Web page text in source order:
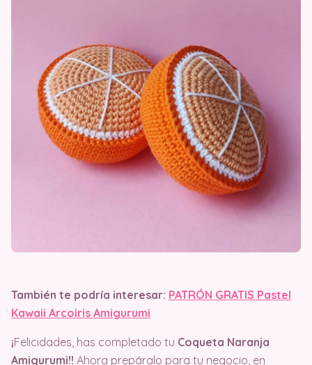
También te podría interesar: PATRÓN GRATIS Pastel
Kawaii Arcoiris Amigurumi
¡Felicidades, has completado tu Coqueta Naranja
Amigurumi!! Ahora prepáralo para tu negocio, en